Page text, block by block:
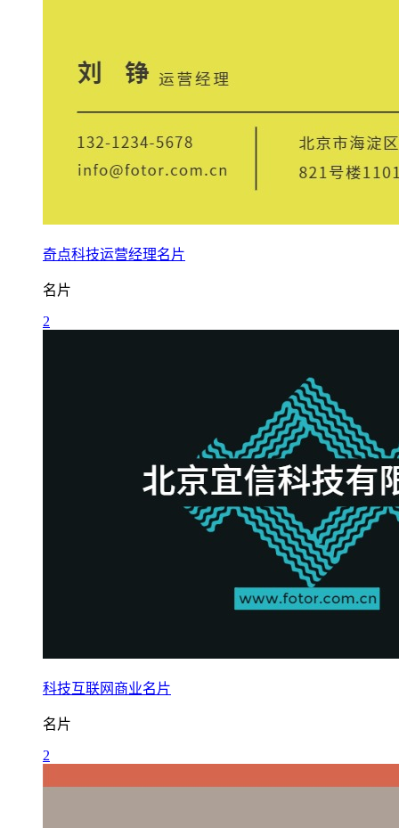
奇点科技运营经理名片
名片
2
科技互联网商业名片
名片
2